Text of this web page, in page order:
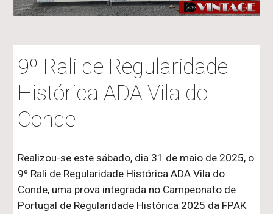
9º Rali de Regularidade
Histórica ADA Vila do
Conde
Realizou-se este sábado, dia 31 de maio de 2025, o
9º Rali de Regularidade Histórica ADA Vila do
Conde, uma prova integrada no Campeonato de
Portugal de Regularidade Histórica 2025 da FPAK